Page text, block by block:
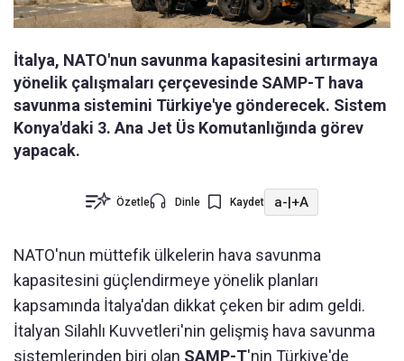
İtalya, NATO'nun savunma kapasitesini artırmaya
yönelik çalışmaları çerçevesinde SAMP-T hava
savunma sistemini Türkiye'ye gönderecek. Sistem
Konya'daki 3. Ana Jet Üs Komutanlığında görev
yapacak.
Özetle Dinle Kaydet a-|+A
NATO'nun müttefik ülkelerin hava savunma
kapasitesini güçlendirmeye yönelik planları
kapsamında İtalya'dan dikkat çeken bir adım geldi.
İtalyan Silahlı Kuvvetleri'nin gelişmiş hava savunma
sistemlerinden biri olan SAMP-T'nin Türkiye'de